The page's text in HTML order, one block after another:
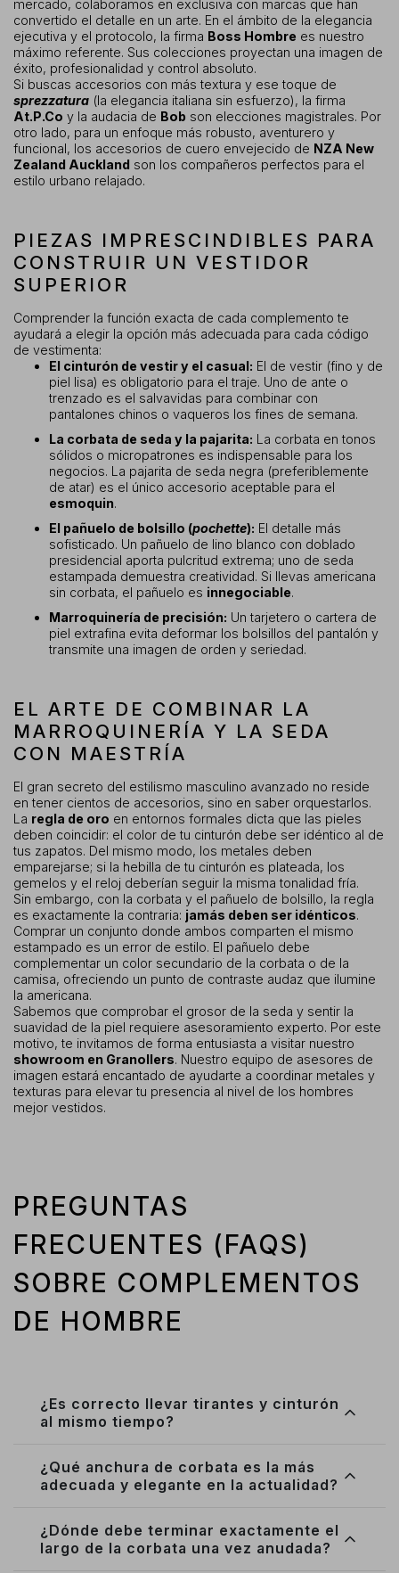
mercado, colaboramos en exclusiva con marcas que han
convertido el detalle en un arte. En el ámbito de la elegancia
ejecutiva y el protocolo, la firma Boss Hombre es nuestro
máximo referente. Sus colecciones proyectan una imagen de
éxito, profesionalidad y control absoluto.
Si buscas accesorios con más textura y ese toque de
sprezzatura (la elegancia italiana sin esfuerzo), la firma
At.P.Co y la audacia de Bob son elecciones magistrales. Por
otro lado, para un enfoque más robusto, aventurero y
funcional, los accesorios de cuero envejecido de NZA New
Zealand Auckland son los compañeros perfectos para el
estilo urbano relajado.
PIEZAS IMPRESCINDIBLES PARA
CONSTRUIR UN VESTIDOR
SUPERIOR
Comprender la función exacta de cada complemento te
ayudará a elegir la opción más adecuada para cada código
de vestimenta:
El cinturón de vestir y el casual: El de vestir (fino y de
piel lisa) es obligatorio para el traje. Uno de ante o
trenzado es el salvavidas para combinar con
pantalones chinos o vaqueros los fines de semana.
La corbata de seda y la pajarita: La corbata en tonos
sólidos o micropatrones es indispensable para los
negocios. La pajarita de seda negra (preferiblemente
de atar) es el único accesorio aceptable para el
esmoquin.
El pañuelo de bolsillo (pochette): El detalle más
sofisticado. Un pañuelo de lino blanco con doblado
presidencial aporta pulcritud extrema; uno de seda
estampada demuestra creatividad. Si llevas americana
sin corbata, el pañuelo es innegociable.
Marroquinería de precisión: Un tarjetero o cartera de
piel extrafina evita deformar los bolsillos del pantalón y
transmite una imagen de orden y seriedad.
EL ARTE DE COMBINAR LA
MARROQUINERÍA Y LA SEDA
CON MAESTRÍA
El gran secreto del estilismo masculino avanzado no reside
en tener cientos de accesorios, sino en saber orquestarlos.
La regla de oro en entornos formales dicta que las pieles
deben coincidir: el color de tu cinturón debe ser idéntico al de
tus zapatos. Del mismo modo, los metales deben
emparejarse; si la hebilla de tu cinturón es plateada, los
gemelos y el reloj deberían seguir la misma tonalidad fría.
Sin embargo, con la corbata y el pañuelo de bolsillo, la regla
es exactamente la contraria: jamás deben ser idénticos.
Comprar un conjunto donde ambos comparten el mismo
estampado es un error de estilo. El pañuelo debe
complementar un color secundario de la corbata o de la
camisa, ofreciendo un punto de contraste audaz que ilumine
la americana.
Sabemos que comprobar el grosor de la seda y sentir la
suavidad de la piel requiere asesoramiento experto. Por este
motivo, te invitamos de forma entusiasta a visitar nuestro
showroom en Granollers. Nuestro equipo de asesores de
imagen estará encantado de ayudarte a coordinar metales y
texturas para elevar tu presencia al nivel de los hombres
mejor vestidos.
PREGUNTAS
FRECUENTES (FAQS)
SOBRE COMPLEMENTOS
DE HOMBRE
¿Es correcto llevar tirantes y cinturón
al mismo tiempo?
¿Qué anchura de corbata es la más
adecuada y elegante en la actualidad?
¿Dónde debe terminar exactamente el
largo de la corbata una vez anudada?